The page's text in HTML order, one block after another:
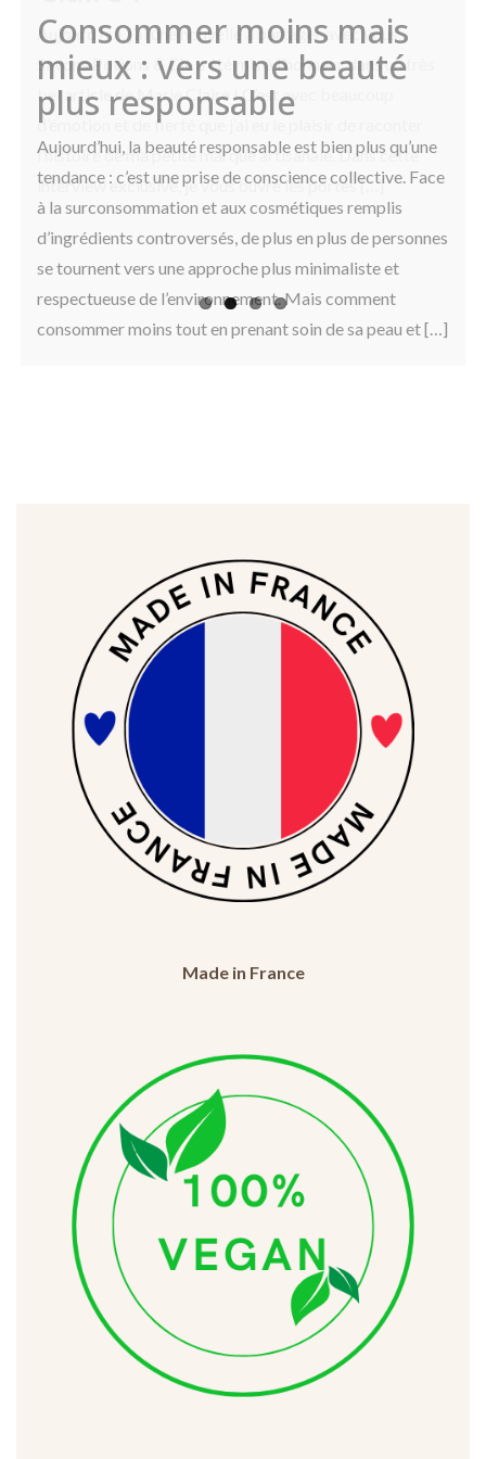
Consommer moins mais
mieux : vers une beauté
plus responsable
Aujourd’hui, la beauté responsable est bien plus qu’une
tendance : c’est une prise de conscience collective. Face
à la surconsommation et aux cosmétiques remplis
d’ingrédients controversés, de plus en plus de personnes
se tournent vers une approche plus minimaliste et
respectueuse de l’environnement. Mais comment
consommer moins tout en prenant soin de sa peau et […]
dans les soins
cosmétiques naturels
huiles essentielles dans
les savons et comment
bien les choisir ?
Previous